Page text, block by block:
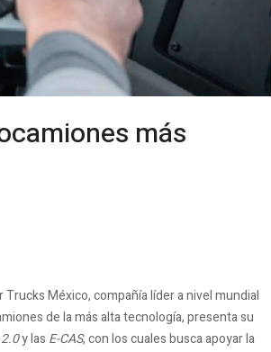
más
México, compañía líder a nivel mundial
de la más alta tecnología, presenta su
y las E-CAS, con los cuales busca apoyar la